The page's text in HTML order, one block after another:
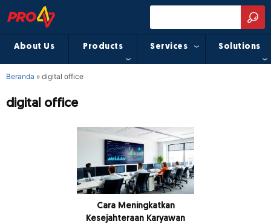
About Us Products Services Solutions
Beranda » digital office
digital office
Cara Meningkatkan
Kesejahteraan Karyawan